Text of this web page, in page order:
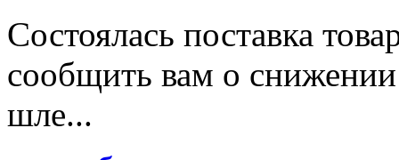
Состоялась поставка
сообщить вам о
шле...